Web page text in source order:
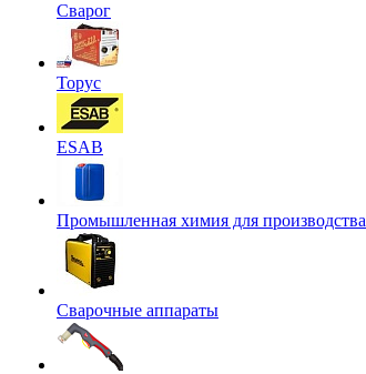
Сварог
Торус
ESAB
Промышленная химия для производства
Сварочные аппараты